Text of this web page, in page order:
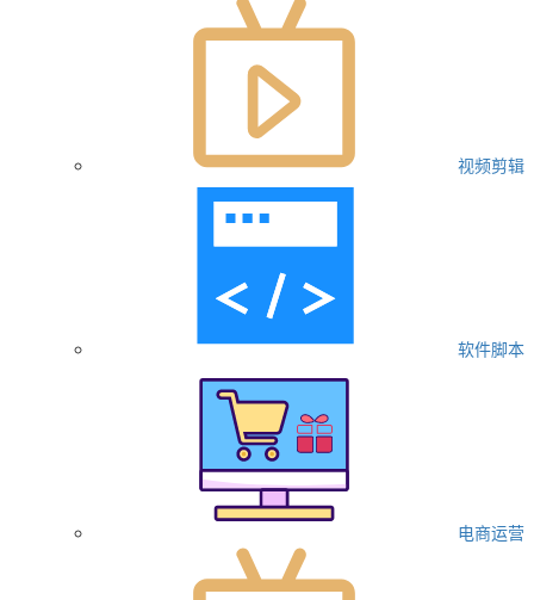
视频剪辑
软件脚本
电商运营